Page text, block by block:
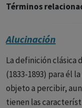
Términos
Alucinación
La definición clásica
(1833-1893) para él
objeto a percibir,
tienen las